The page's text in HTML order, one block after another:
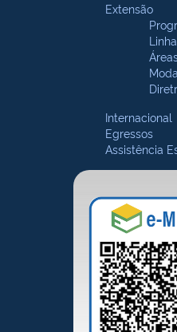
Extensão
Internacional
Egressos
Assistência